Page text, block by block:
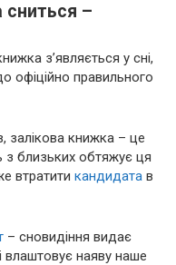
сниться –
з’являється у сні,
офіційно правильного
залікова книжка – це
з близьких обтяжує ця
втратити кандидата в
– сновидіння видає
влаштовує наяву наше